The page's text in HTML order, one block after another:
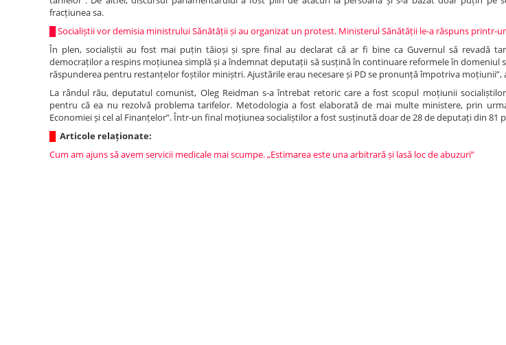
fracțiunea sa.
Socialiștii vor demisia ministrului Sănătății și au organizat un protest. Ministerul Sănătății le-a răspuns printr-
În plen, socialiștii au fost mai puțin tăioși și spre final au declarat că ar fi bine ca Guvernul să revadă
democraților a respins moțiunea simplă și a îndemnat deputații să susțină în continuare reformele în domeniul
răspunderea pentru restanțelor foștilor miniștri. Ajustările erau necesare și PD se pronunță împotriva
La rândul rău, deputatul comunist, Oleg Reidman s-a întrebat retoric care a fost scopul moțiunii
pentru că ea nu rezolvă problema tarifelor. Metodologia a fost elaborată de mai multe ministere, prin
Economiei și cel al Finanțelor”. Într-un final moțiunea socialiștilor a fost susținută doar de 28 de deputați din 81
Articole relaționate:
Cum am ajuns să avem servicii medicale mai scumpe. „Estimarea este una arbitrară și lasă loc de abuzuri”